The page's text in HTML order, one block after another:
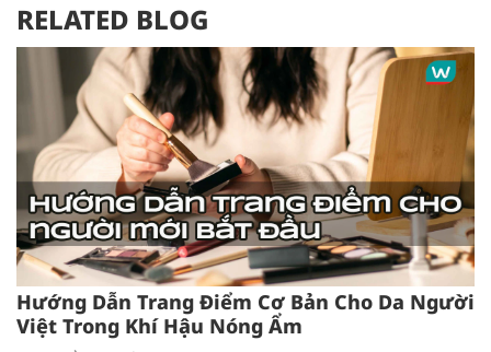
RELATED BLOG
Hướng Dẫn Trang Điểm Cơ Bản Cho Da Người
Việt Trong Khí Hậu Nóng Ẩm